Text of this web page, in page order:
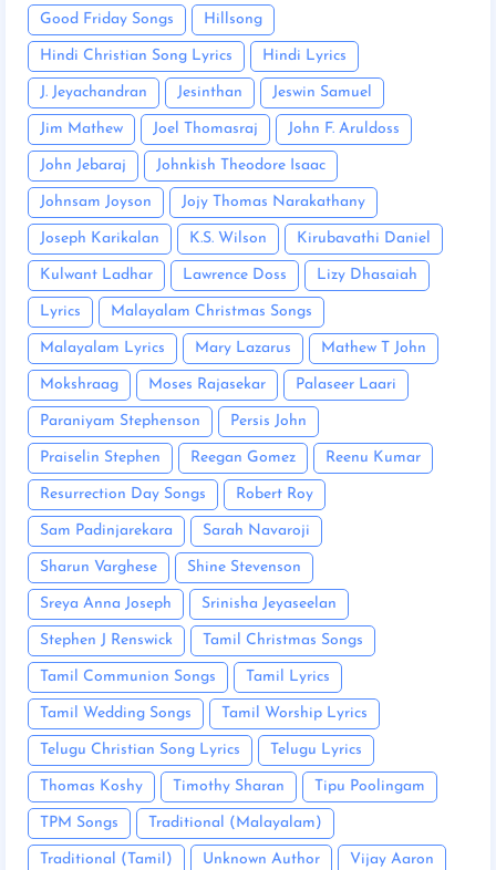
Good Friday Songs Hillsong
Hindi Christian Song Lyrics Hindi Lyrics
J. Jeyachandran Jesinthan Jeswin Samuel
Jim Mathew Joel Thomasraj John F. Aruldoss
John Jebaraj Johnkish Theodore Isaac
Johnsam Joyson Jojy Thomas Narakathany
Joseph Karikalan K.S. Wilson Kirubavathi Daniel
Kulwant Ladhar Lawrence Doss Lizy Dhasaiah
Lyrics Malayalam Christmas Songs
Malayalam Lyrics Mary Lazarus Mathew T John
Mokshraag Moses Rajasekar Palaseer Laari
Paraniyam Stephenson Persis John
Praiselin Stephen Reegan Gomez Reenu Kumar
Resurrection Day Songs Robert Roy
Sam Padinjarekara Sarah Navaroji
Sharun Varghese Shine Stevenson
Sreya Anna Joseph Srinisha Jeyaseelan
Stephen J Renswick Tamil Christmas Songs
Tamil Communion Songs Tamil Lyrics
Tamil Wedding Songs Tamil Worship Lyrics
Telugu Christian Song Lyrics Telugu Lyrics
Thomas Koshy Timothy Sharan Tipu Poolingam
TPM Songs Traditional (Malayalam)
Traditional (Tamil) Unknown Author Vijay Aaron